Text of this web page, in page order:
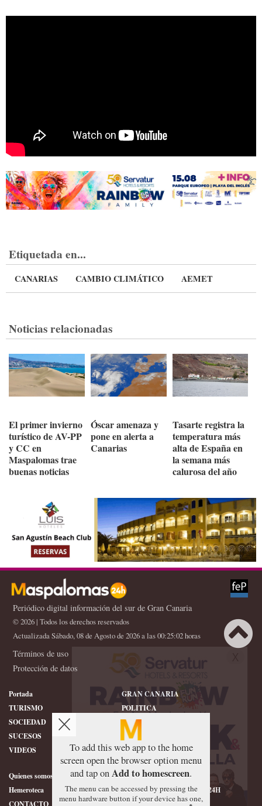
Etiquetada en...
CANARIAS CAMBIO CLIMÁTICO AEMET
Noticias relacionadas
El primer invierno
turístico de AV-PP
y CC en
Maspalomas trae
buenas noticias
Óscar amenaza y
pone en alerta a
Canarias
Tasarte registra la
temperatura más
alta de España en
la semana más
calurosa del año
Periódico digital información del sur de Gran Canaria
© 2026 | Todos los derechos reservados
Actualizada Sábado, 08 de Agosto de 2026 a las 00:25:02 horas
Términos de uso
Protección de datos
Portada
GRAN CANARIA
TURISMO
POLITICA
SOCIEDAD
DEPORTES
SUCESOS
HISTORIA
VIDEOS
CONFIDENCIAL
Quienes somos
SERVICIOS
Hemeroteca
ÉTICA DE MASPALOMAS24H
To add this web app to the home
screen open the browser option menu
and tap onAdd to homescreen.
The menu can be accessed by pressing the
menu hardware button if your device has one,